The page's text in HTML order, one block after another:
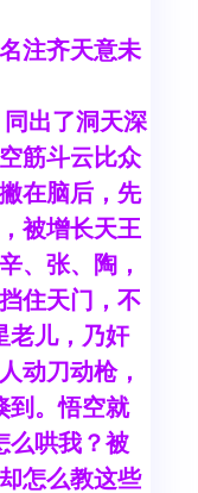
注齐天意未
出了洞天深
筋斗云比众
在脑后，先
被增长天王
、张、陶，
住天门，不
老儿，乃奸
动刀动枪，
到。悟空就
么哄我？被
怎么教这些